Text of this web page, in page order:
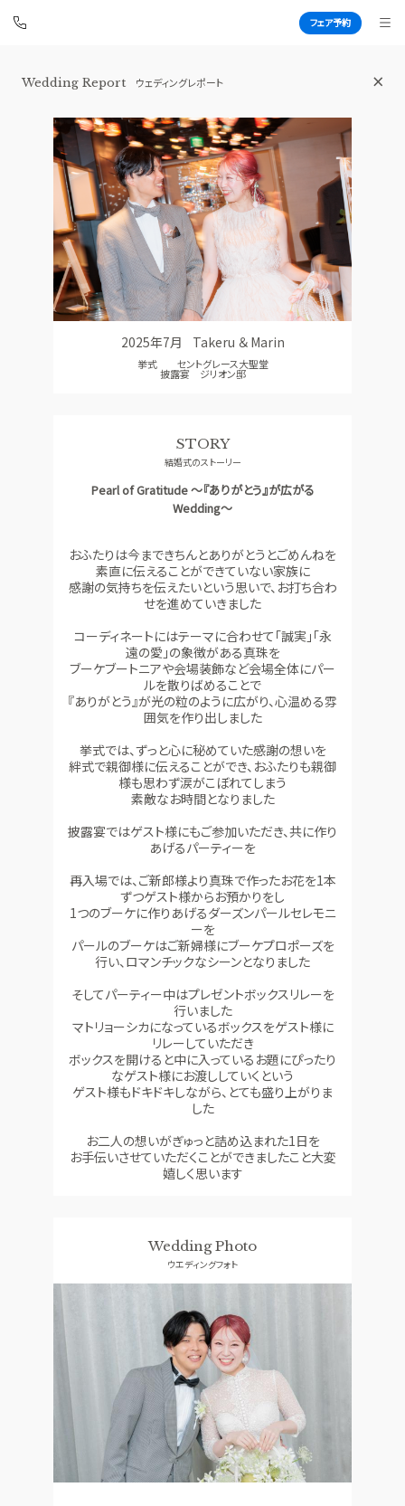
フェア予約
青山セントグレース大聖堂
TOP
トップ
BRIDAL FAIR
ブライダルフェア
FAIR CAMPAIGN
フェアキャンペーンのご案内
WEDDING REPORT
体験者レポート
PHOTO GALLERY
フォトギャラリー
PLAN
プラン
CEREMONY PARTY
披露宴会場
SMALL WEDDING ACCESS
QA
SUPPORT
資料請求 お問い合わせ フェア予約
Wedding Report ウェディングレポート
2025年7月 Takeru ＆ Marin
挙式 セントグレース大聖堂
披露宴 ジリオン邸
STORY
結婚式のストーリー
Pearl of Gratitude ～『ありがとう』が広がる
Wedding～
おふたりは今まできちんとありがとうとごめんねを
素直に伝えることができていない家族に
感謝の気持ちを伝えたいという思いで、お打ち合わ
せを進めていきました
コーディネートにはテーマに合わせて「誠実」「永
遠の愛」の象徴がある真珠を
ブーケブートニアや会場装飾など会場全体にパー
ルを散りばめることで
『ありがとう』が光の粒のように広がり、心温める雰
囲気を作り出しました
挙式では、ずっと心に秘めていた感謝の想いを
絆式で親御様に伝えることができ、おふたりも親御
様も思わず涙がこぼれてしまう
素敵なお時間となりました
披露宴ではゲスト様にもご参加いただき、共に作り
あげるパーティーを
再入場では、ご新郎様より真珠で作ったお花を1本
ずつゲスト様からお預かりをし
1つのブーケに作りあげるダーズンパールセレモニ
ーを
パールのブーケはご新婦様にブーケプロポーズを
行い、ロマンチックなシーンとなりました
そしてパーティー中はプレゼントボックスリレーを
行いました
マトリョーシカになっているボックスをゲスト様に
リレーしていただき
ボックスを開けると中に入っているお題にぴったり
なゲスト様にお渡ししていくという
ゲスト様もドキドキしながら、とても盛り上がりま
した
お二人の想いがぎゅっと詰め込まれた1日を
お手伝いさせていただくことができましたこと大変
嬉しく思います
Wedding Photo
ウエディングフォト